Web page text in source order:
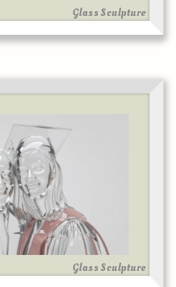
Glass Sculpture
Glass Sculpture